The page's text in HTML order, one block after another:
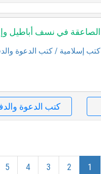
الصاعقة في نسف أباطيل
كتب إسلامية / كتب الدعوة
كتب الدعوة
1
2
3
4
5